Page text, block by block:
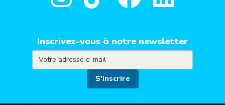
Inscrivez-vous à notre newsletter